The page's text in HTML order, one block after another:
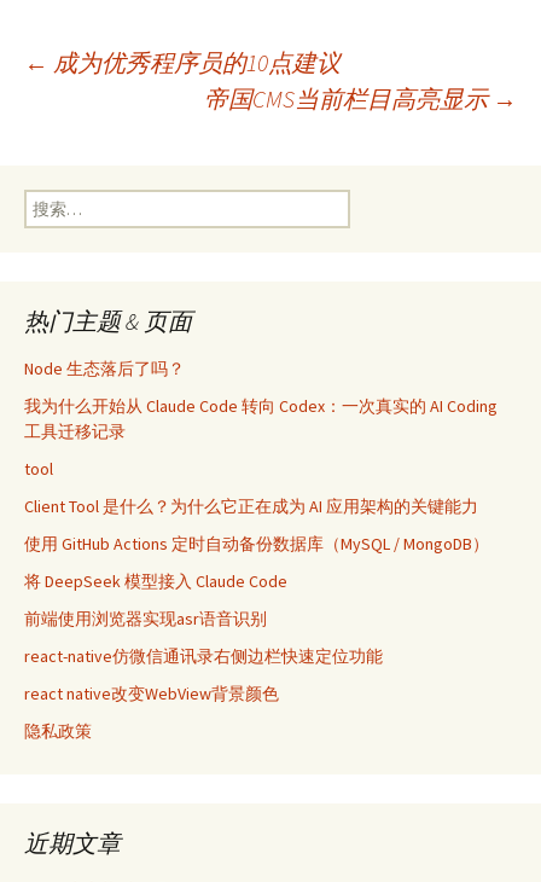
文
导
航
← 成为优秀程序员的10点建议
帝国CMS当前栏目高亮显示 →
搜
索：
热门主题 & 页面
Node 生态落后了吗？
我为什么开始从 Claude Code 转向 Codex：一次真实的 AI Coding
工具迁移记录
tool
Client Tool 是什么？为什么它正在成为 AI 应用架构的关键能力
使用 GitHub Actions 定时自动备份数据库（MySQL / MongoDB）
将 DeepSeek 模型接入 Claude Code
前端使用浏览器实现asr语音识别
react-native仿微信通讯录右侧边栏快速定位功能
react native改变WebView背景颜色
隐私政策
近期文章